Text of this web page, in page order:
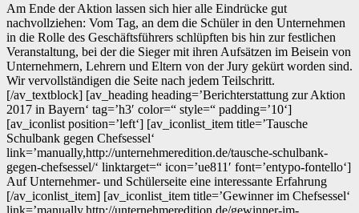
Am Ende der Aktion lassen sich hier alle Eindrücke gut
nachvollziehen: Vom Tag, an dem die Schüler in den Unternehmen
in die Rolle des Geschäftsführers schlüpften bis hin zur festlichen
Veranstaltung, bei der die Sieger mit ihren Aufsätzen im Beisein von
Unternehmern, Lehrern und Eltern von der Jury gekürt worden sind.
Wir vervollständigen die Seite nach jedem Teilschritt.
[/av_textblock] [av_heading heading=’Berichterstattung zur Aktion
2017 in Bayern‘ tag=’h3′ color=“ style=“ padding=’10‘]
[av_iconlist position=’left‘] [av_iconlist_item title=’Tausche
Schulbank gegen Chefsessel‘
link=’manually,http://unternehmeredition.de/tausche-schulbank-
gegen-chefsessel/‘ linktarget=“ icon=’ue811′ font=’entypo-fontello‘]
Auf Unternehmer- und Schülerseite eine interessante Erfahrung
[/av_iconlist_item] [av_iconlist_item title=’Gewinner im Chefsessel‘
link=’manually,http://unternehmeredition.de/gewinner-im-